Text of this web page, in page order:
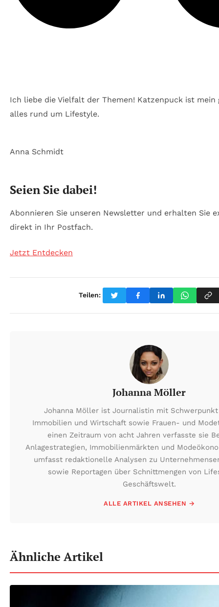
Ich liebe die Vielfalt der Themen! Katzenpuck ist
alles rund um Lifestyle.
Anna Schmidt
Seien Sie dabei!
Abonnieren Sie unseren Newsletter und erhalten Sie
direkt in Ihr Postfach.
Jetzt Entdecken
Teilen:
Johanna Möller
Johanna Möller ist Journalistin mit Schwerpunkt
Immobilien und Wirtschaft sowie Frauen- und
einen Zeitraum von acht Jahren verfasste sie
Anlagestrategien, Immobilienmärkten und
umfasst redaktionelle Analysen zu
sowie Reportagen über Schnittmengen von
Geschäftswelt.
ALLE ARTIKEL ANSEHEN →
Ähnliche Artikel